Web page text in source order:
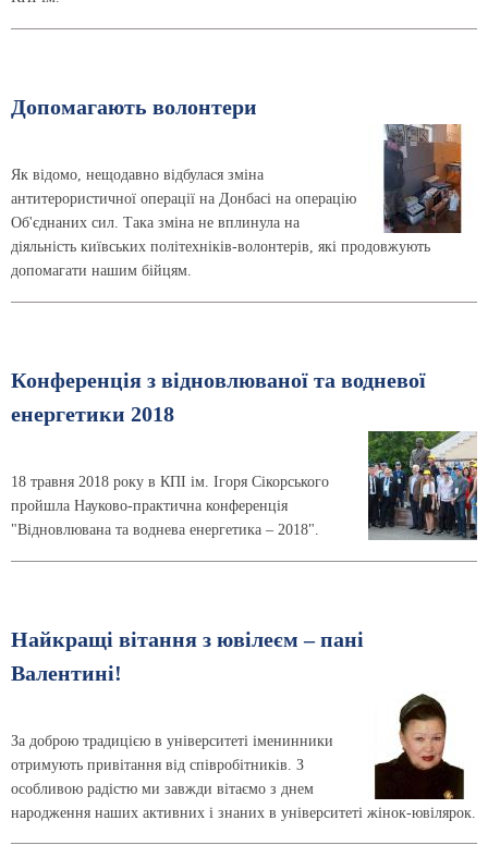
Допомагають волонтери
Як відомо, нещодавно відбулася зміна
антитерористичної операції на Донбасі на операцію
Об'єднаних сил. Така зміна не вплинула на
діяльність київських політехніків-волонтерів, які продовжують
допомагати нашим бійцям.
Конференція з відновлюваної та водневої
енергетики 2018
18 травня 2018 року в КПІ ім. Ігоря Сікорського
пройшла Науково-практична конференція
"Відновлювана та воднева енергетика – 2018".
Найкращі вітання з ювілеєм – пані
Валентині!
За доброю традицією в університеті іменинники
отримують привітання від співробітників. З
особливою радістю ми завжди вітаємо з днем
народження наших активних і знаних в університеті жінок-ювілярок.